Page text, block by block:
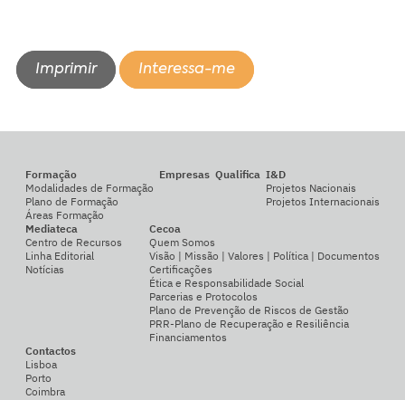
Imprimir Interessa-me
Formação
Modalidades de Formação
Plano de Formação
Áreas Formação
Empresas Qualifica I&D
Projetos Nacionais
Projetos Internacionais
Mediateca
Centro de Recursos
Linha Editorial
Notícias
Cecoa
Quem Somos
Visão | Missão | Valores | Política | Documentos
Certificações
Ética e Responsabilidade Social
Parcerias e Protocolos
Plano de Prevenção de Riscos de Gestão
PRR-Plano de Recuperação e Resiliência
Financiamentos
Contactos
Lisboa
Porto
Coimbra